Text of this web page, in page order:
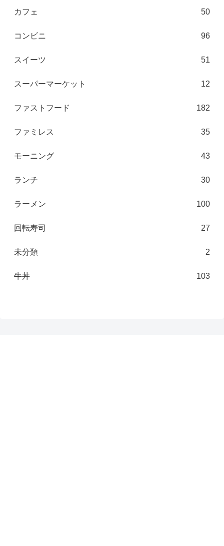
カフェ 50
コンビニ 96
スイーツ 51
スーパーマーケット 12
ファストフード 182
ファミレス 35
モーニング 43
ランチ 30
ラーメン 100
回転寿司 27
未分類 2
牛丼 103